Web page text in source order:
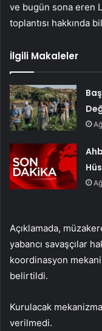
ve bugün sona eren
toplantısı hakkında
İlgili Makaleler
Açıklamada,
yabancı savaşçılar
koordinasyon
belirtildi.
Kurulacak
verilmedi.